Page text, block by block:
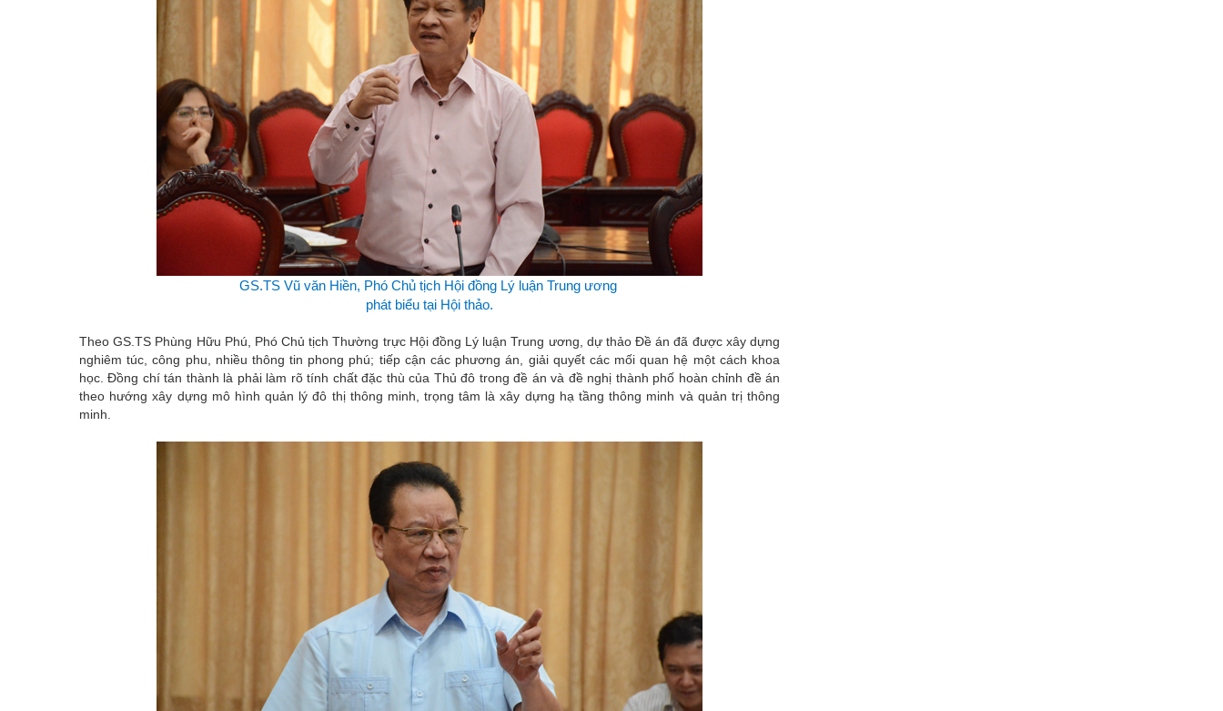
GS.TS Vũ văn Hiền, Phó Chủ tịch Hội đồng Lý luận Trung ương
phát biểu tại Hội thảo.
Theo GS.TS Phùng Hữu Phú, Phó Chủ tịch Thường trực Hội đồng Lý luận Trung ương, dự thảo Đề án đã được xây dựng
nghiêm túc, công phu, nhiều thông tin phong phú; tiếp cận các phương án, giải quyết các mối quan hệ một cách khoa
học. Đồng chí tán thành là phải làm rõ tính chất đặc thù của Thủ đô trong đề án và đề nghị thành phố hoàn chỉnh đề án
theo hướng xây dựng mô hình quản lý đô thị thông minh, trọng tâm là xây dựng hạ tầng thông minh và quản trị thông
minh.